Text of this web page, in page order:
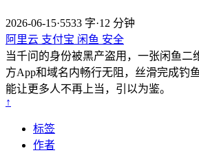
2026-06-15·5533 字·12 分钟
阿里云 支付宝 闲鱼 安全
当千问的身份被黑产盗用，一张闲鱼二
方App和域名内畅行无阻，丝滑完成钓
能让更多人不再上当，引以为鉴。
↑
标签
作者